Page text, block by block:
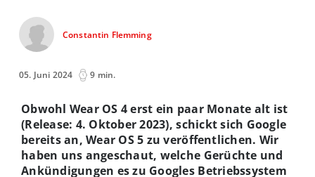
Constantin Flemming
05. Juni 2024 9 min.
Obwohl Wear OS 4 erst ein paar Monate alt ist
(Release: 4. Oktober 2023), schickt sich Google
bereits an, Wear OS 5 zu veröffentlichen. Wir
haben uns angeschaut, welche Gerüchte und
Ankündigungen es zu Googles Betriebssystem